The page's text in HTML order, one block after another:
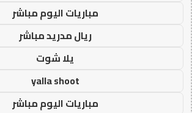
مباريات اليوم مباشر
ريال مدريد مباشر
يلا شوت
yalla shoot
مباريات اليوم مباشر